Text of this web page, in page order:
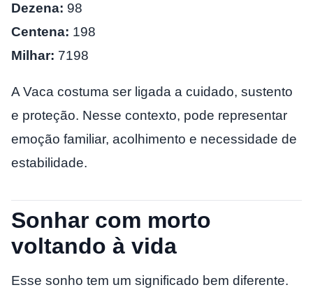
Dezena: 98
Centena: 198
Milhar: 7198
A Vaca costuma ser ligada a cuidado, sustento
e proteção. Nesse contexto, pode representar
emoção familiar, acolhimento e necessidade de
estabilidade.
Sonhar com morto
voltando à vida
Esse sonho tem um significado bem diferente.